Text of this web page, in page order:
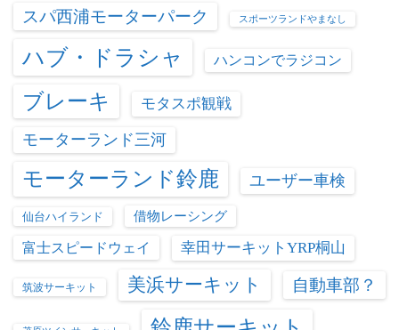
スパ西浦モーターパーク スポーツランドやまなし
ハブ・ドラシャ ハンコンでラジコン
ブレーキ モタスポ観戦
モーターランド三河
モーターランド鈴鹿 ユーザー車検
仙台ハイランド 借物レーシング
富士スピードウェイ 幸田サーキットYRP桐山
筑波サーキット 美浜サーキット 自動車部？